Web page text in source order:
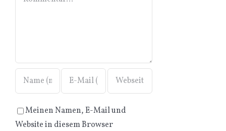
Meinen Namen, E-Mail und
Website in diesem Browser